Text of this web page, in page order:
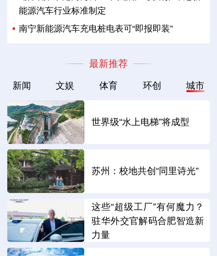
能源汽车行业标准制定
南宁新能源汽车充电桩电表可“即报即装”
最新推荐
新闻 文娱 体育 环创 城市
世界级“水上电梯”将成型
苏州：校地共创“同里诗光”
这些“超级工厂”有何魔力？
驻华外交官解码合肥智造新
力量